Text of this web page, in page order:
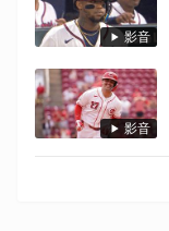
影音
影音